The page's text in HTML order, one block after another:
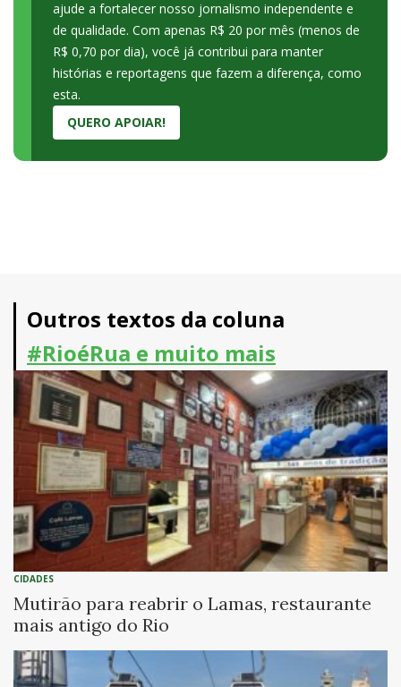
ajude a fortalecer nosso jornalismo independente e
de qualidade. Com apenas R$ 20 por mês (menos de
R$ 0,70 por dia), você já contribui para manter
histórias e reportagens que fazem a diferença, como
esta.
QUERO APOIAR!
Outros textos da coluna
#RioéRua e muito mais
CIDADES
Mutirão para reabrir o Lamas, restaurante
mais antigo do Rio